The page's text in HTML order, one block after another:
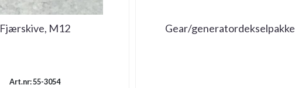
Fjærskive, M12
Art.nr: 55-3054
Gear/generatordekselpakke